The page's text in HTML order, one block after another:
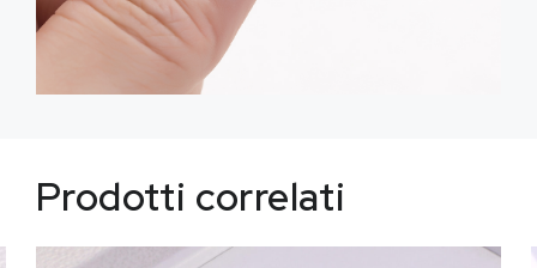
Prodotti correlati